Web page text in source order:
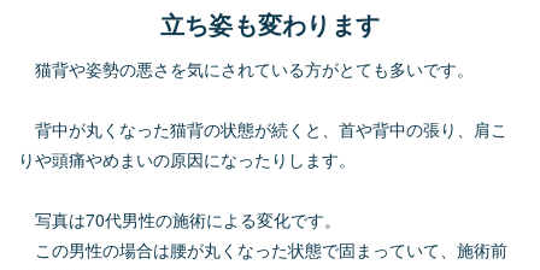
立ち姿も変わります
猫背や姿勢の悪さを気にされている方がとても多いです。
背中が丸くなった猫背の状態が続くと、首や背中の張り、肩こ
りや頭痛やめまいの原因になったりします。
写真は70代男性の施術による変化です。
この男性の場合は腰が丸くなった状態で固まっていて、施術前